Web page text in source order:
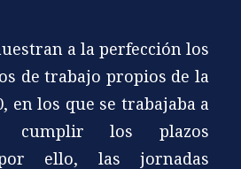
a la perfección los
de trabajo propios de la
en los que se trabajaba a
cumplir los plazos
por ello, las jornadas